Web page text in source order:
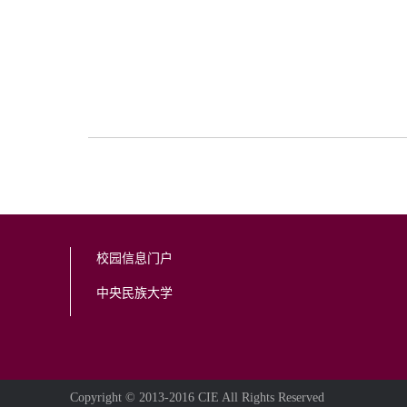
校园信息门户
中央民族大学
Copyright © 2013-2016 CIE All Rights Reserved